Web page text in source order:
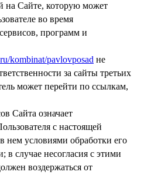
на Сайте, которую может
во время
программ и
kombinat/pavlovposad не
за сайты третьих
может перейти по ссылкам,
Сайта означает
с настоящей
нем условиями обработки его
случае несогласия с этими
воздержаться от